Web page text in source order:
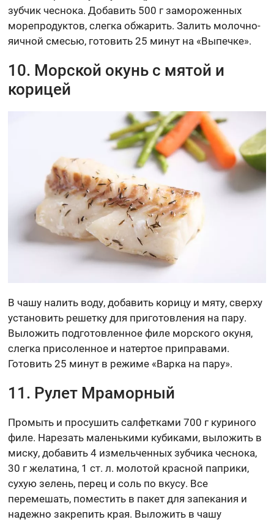
зубчик чеснока. Добавить 500 г замороженных
морепродуктов, слегка обжарить. Залить молочно-
яичной смесью, готовить 25 минут на «Выпечке».
10. Морской окунь с мятой и
корицей
В чашу налить воду, добавить корицу и мяту, сверху
установить решетку для приготовления на пару.
Выложить подготовленное филе морского окуня,
слегка присоленное и натертое приправами.
Готовить 25 минут в режиме «Варка на пару».
11. Рулет Мраморный
Промыть и просушить салфетками 700 г куриного
филе. Нарезать маленькими кубиками, выложить в
миску, добавить 4 измельченных зубчика чеснока,
30 г желатина, 1 ст. л. молотой красной паприки,
сухую зелень, перец и соль по вкусу. Все
перемешать, поместить в пакет для запекания и
надежно закрепить края. Выложить в чашу